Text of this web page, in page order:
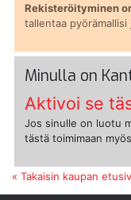
Rekisteröityminen
tallentaa
Minulla on
Aktivoi se
Jos sinulle on luotu
tästä toimimaan
« Takaisin kaupan